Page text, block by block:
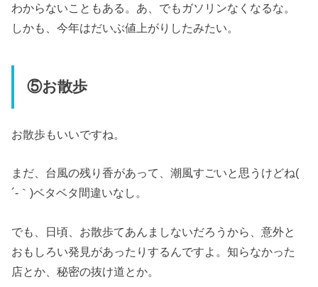
わからないこともある。あ、でもガソリンなくなるな。
しかも、今年はだいぶ値上がりしたみたい。
⑤お散歩
お散歩もいいですね。
まだ、台風の残り香があって、潮風すごいと思うけどね(
´-｀)ベタベタ間違いなし。
でも、日頃、お散歩てあんましないだろうから、意外と
おもしろい発見があったりするんですよ。知らなかった
店とか、秘密の抜け道とか。